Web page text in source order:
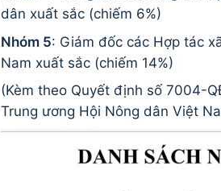
dân xuất sắc (chiếm 6%)
Nhóm 5: Giám đốc các Hợp tác
Nam xuất sắc (chiếm 14%)
(Kèm theo Quyết định số 7004-
Trung ương Hội Nông dân Việt